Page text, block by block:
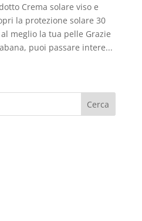
Crema solare viso e
la protezione solare 30
meglio la tua pelle Grazie
puoi passare intere...